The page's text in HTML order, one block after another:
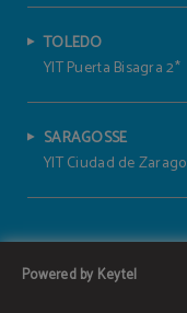
TOLEDO
YIT Puerta Bisagra 2*
SARAGOSSE
YIT Ciudad de
Powered by Keytel